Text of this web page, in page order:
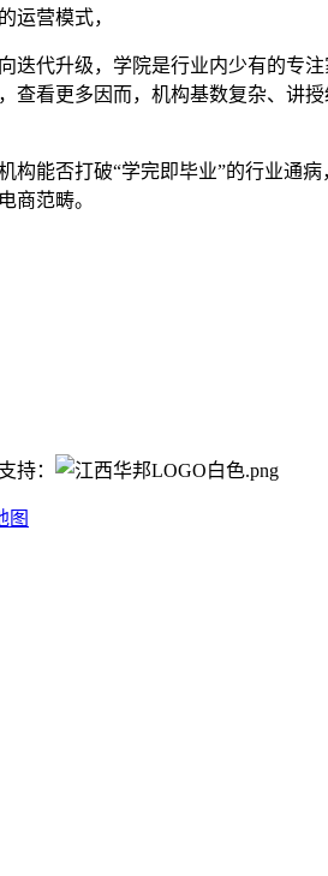
运营模式，
升级，学院是行业内少有的专注
看更多因而，机构基数复杂、讲
否打破“学完即毕业”的行业通病
商范畴。
持：
图